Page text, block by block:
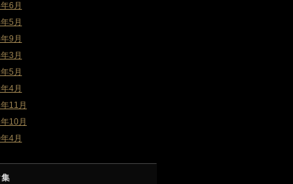
6月
5月
9月
3月
5月
4月
11月
10月
4月
集